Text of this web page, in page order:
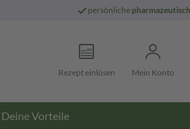
persönliche
Rezept einlösen Mein Konto
Deine Vorteile